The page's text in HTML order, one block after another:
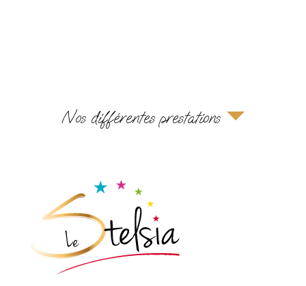
Nos différentes prestations